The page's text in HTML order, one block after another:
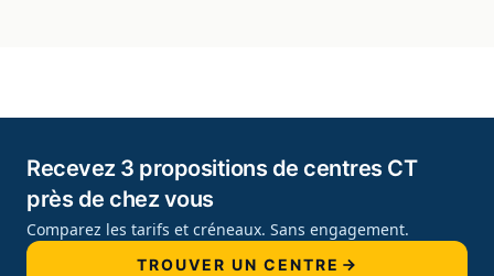
Recevez 3 propositions de centres CT
près de chez vous
Comparez les tarifs et créneaux. Sans engagement.
TROUVER UN CENTRE